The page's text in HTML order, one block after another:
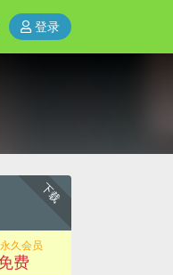
登录
下载
永久会员
费